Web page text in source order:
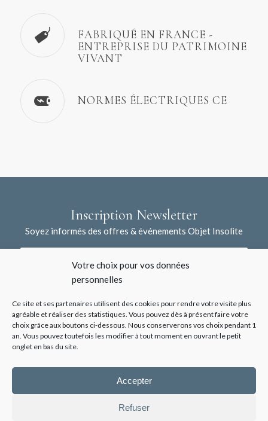
Votre choix pour vos données
personnelles
Ce site et ses partenaires utilisent des cookies pour rendre votre visite plus
agréable et réaliser des statistiques. Vous pouvez dès à présent faire votre
choix grâce aux boutons ci-dessous. Nous conserverons vos choix pendant 1
an. Vous pouvez toutefois les modifier à tout moment en ouvrant le petit
onglet en bas du site.
Accepter
Refuser
FABRIQUÉ EN FRANCE -
ENTREPRISE DU PATRIMOINE
VIVANT
NORMES ÉLECTRIQUES CE
Inscription Newsletter
Soyez informés des offres & événements Objet Insolite
J'accepte la collecte de mes données à l'aide de ce formulaire /